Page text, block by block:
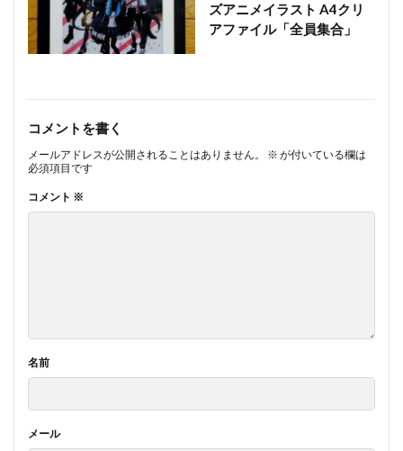
ズアニメイラスト A4クリ
アファイル「全員集合」
コメントを書く
メールアドレスが公開されることはありません。 ※ が付いている欄は
必須項目です
コメント ※
名前
メール